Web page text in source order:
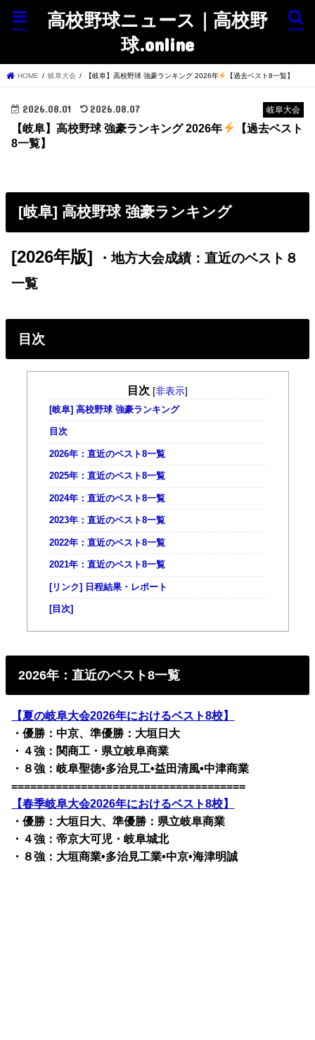
高校野球ニュース｜高校野
球.online
search
menu
HOME 岐阜大会 【岐阜】高校野球 強豪ランキング 2026年 【過去ベスト8一覧】
岐阜大会
2026.08.01 2026.08.07
【岐阜】高校野球 強豪ランキング 2026年
【過去ベスト
8一覧】
[岐阜] 高校野球 強豪ランキング
[2026年版]
・地方大会成績：直近のベスト８
一覧
目次
目次 [非表示]
[岐阜] 高校野球 強豪ランキング
目次
2026年：直近のベスト8一覧
2025年：直近のベスト8一覧
2024年：直近のベスト8一覧
2023年：直近のベスト8一覧
2022年：直近のベスト8一覧
2021年：直近のベスト8一覧
[リンク] 日程結果・レポート
[目次]
2026年：直近のベスト8一覧
【夏の岐阜大会2026年におけるベスト8校】
・優勝：中京、準優勝：大垣日大
・４強：関商工・県立岐阜商業
・８強：岐阜聖徳•多治見工•益田清風•中津商業
=====================================
【春季岐阜大会2026年におけるベスト8校】
・優勝：大垣日大、準優勝：県立岐阜商業
・４強：帝京大可児・岐阜城北
・８強：大垣商業•多治見工業•中京•海津明誠